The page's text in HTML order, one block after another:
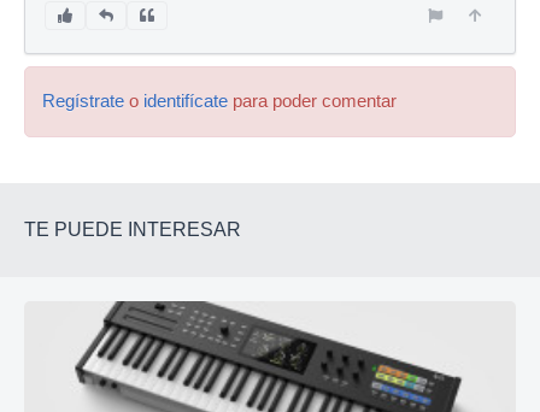
Regístrate o identifícate para poder comentar
TE PUEDE INTERESAR